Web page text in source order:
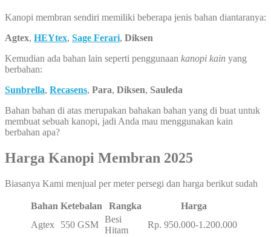
Kanopi membran sendiri memiliki beberapa jenis bahan diantaranya:
Agtex, HEYtex, Sage Ferari, Diksen
Kemudian ada bahan lain seperti penggunaan kanopi kain yang
berbahan:
Sunbrella, Recasens, Para, Diksen, Sauleda
Bahan bahan di atas merupakan bahakan bahan yang di buat untuk
membuat sebuah kanopi, jadi Anda mau menggunakan kain
berbahan apa?
Harga Kanopi Membran 2025
Biasanya Kami menjual per meter persegi dan harga berikut sudah
Bahan Ketebalan Rangka
Harga
Agtex
550 GSM
Besi
Hitam
Rp. 950.000-1.200.000